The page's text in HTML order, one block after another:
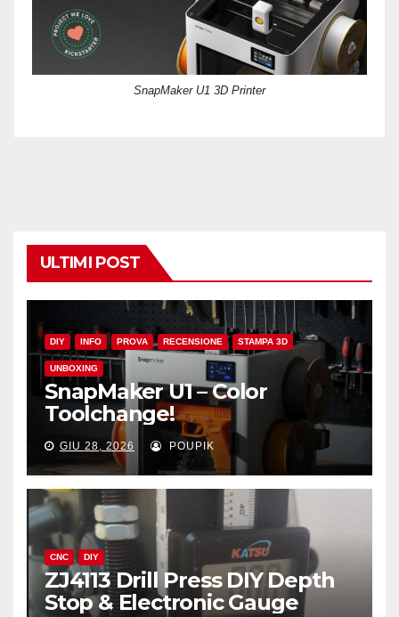
SnapMaker U1 3D Printer
ULTIMI POST
DIY INFO PROVA RECENSIONE STAMPA 3D
UNBOXING
SnapMaker U1 – Color
Toolchange!
GIU 28, 2026 POUPIK
CNC DIY
ZJ4113 Drill Press DIY Depth
Stop & Electronic Gauge